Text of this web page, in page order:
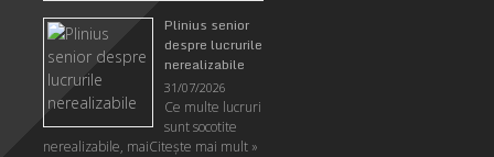
Plinius senior
despre lucrurile
nerealizabile
31/07/2026
Ce multe lucruri
sunt socotite
nerealizabile, maiCiteşte mai mult »